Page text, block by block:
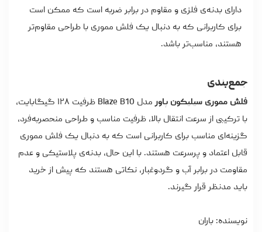
دارای بدنه‌ی فلزی و مقاوم در برابر ضربه است که ممکن است
برای کاربرانی که به دنبال یک فلش مموری با طراحی مقاوم‌تر
هستند، مناسب‌تر باشد.
جمع‌بندی
فلش مموری سیلیکون پاور
مدل Blaze B10 ظرفیت ۱۲۸ گیگابایت،
با ترکیبی از سرعت انتقال بالا، ظرفیت مناسب و طراحی منحصربه‌فرد،
گزینه‌ای مناسب برای کاربرانی است که به دنبال یک فلش مموری
قابل اعتماد و پرسرعت هستند. با این حال، بدنه‌ی پلاستیکی و عدم
مقاومت در برابر آب و گردوغبار، نکاتی هستند که پیش از خرید
باید مدنظر قرار گیرند.
نویسنده: باران